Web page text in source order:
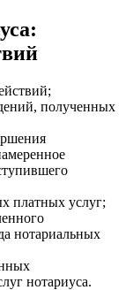
полученных
платных услуг;
нотариальных
нотариуса.